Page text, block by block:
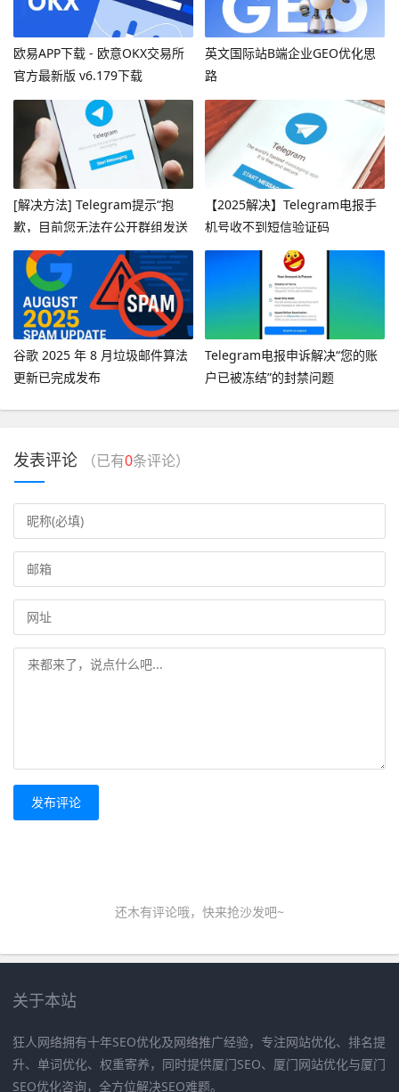
欧易APP下载 - 欧意OKX交易所
官方最新版 v6.179下载
英文国际站B端企业GEO优化思
路
[解决方法] Telegram提示“抱
歉，目前您无法在公开群组发送
消息”
【2025解决】Telegram电报手
机号收不到短信验证码
谷歌 2025 年 8 月垃圾邮件算法
更新已完成发布
Telegram电报申诉解决“您的账
户已被冻结”的封禁问题
发表评论 （已有0条评论）
发布评论
还木有评论哦，快来抢沙发吧~
关于本站
狂人网络拥有十年SEO优化及网络推广经验，专注网站优化、排名提
升、单词优化、权重寄养，同时提供厦门SEO、厦门网站优化与厦门
SEO优化咨询，全方位解决SEO难题。